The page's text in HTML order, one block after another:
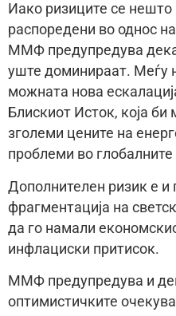
Иако ризиците се
распоредени во однос
ММФ предупредува
уште доминираат. Меѓу
можната нова
Блискиот Исток, која
зголеми цените на
проблеми во
Дополнителен ризик е
фрагментација на
да го намали
инфлациски притисок.
ММФ предупредува и
оптимистичките